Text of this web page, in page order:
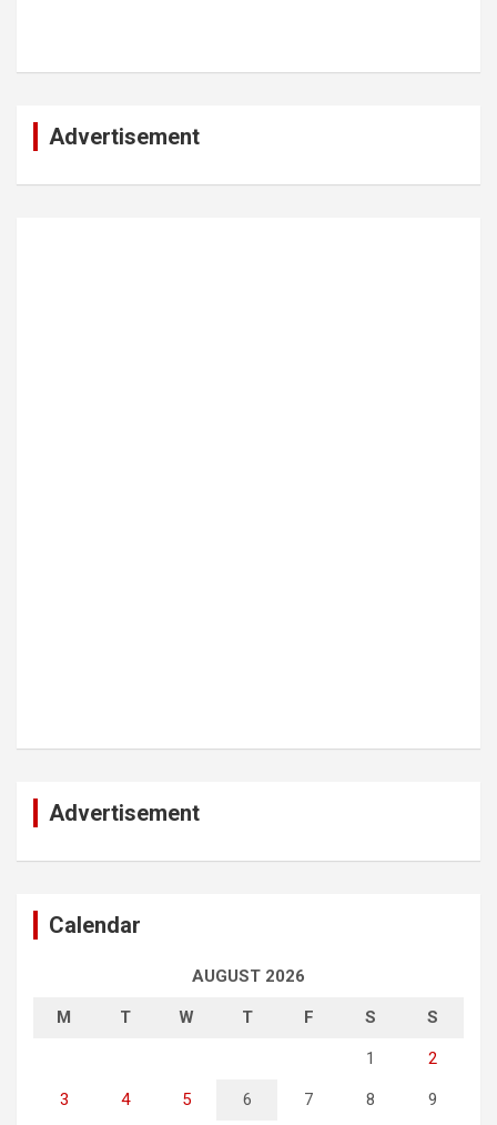
Advertisement
Advertisement
Calendar
AUGUST 2026
M T W T F S S
1 2
3 4 5 6 7 8 9